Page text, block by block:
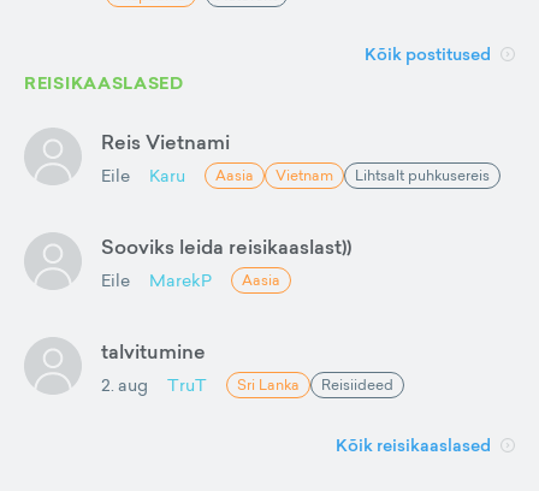
Kõik postitused
REISIKAASLASED
Reis Vietnami
Eile Karu Aasia Vietnam Lihtsalt puhkusereis
Sooviks leida reisikaaslast))
Eile MarekP Aasia
talvitumine
2. aug TruT Sri Lanka Reisiideed
Kõik reisikaaslased